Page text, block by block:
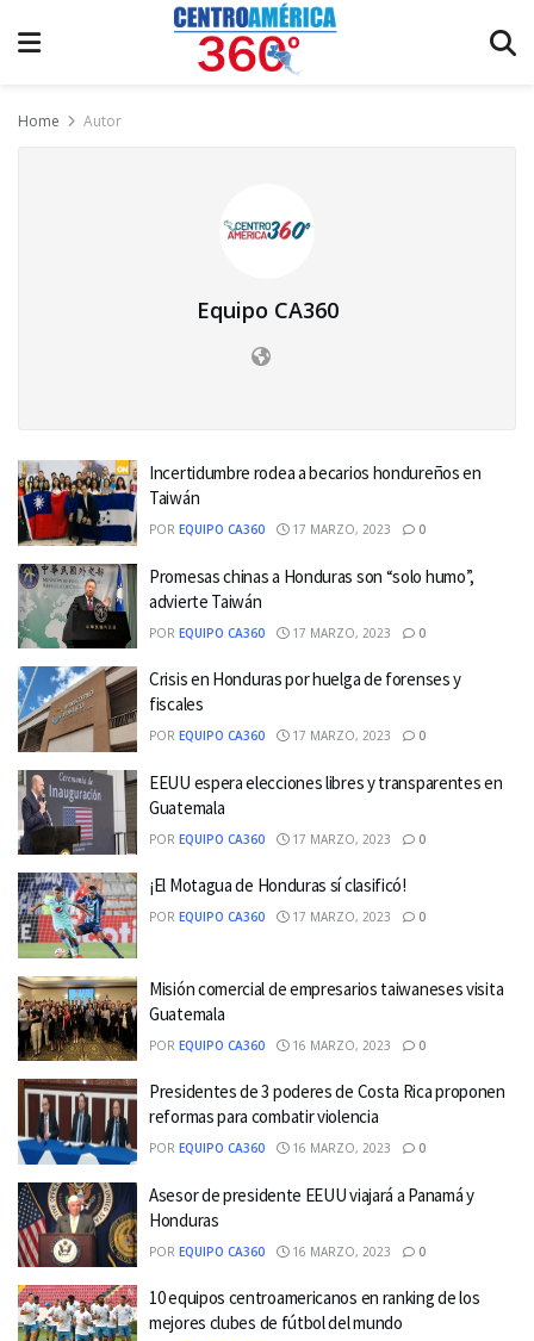
Home Autor
Equipo CA360
Incertidumbre rodea a becarios hondureños en
Taiwán
POR EQUIPO CA360 17 MARZO, 2023 0
Promesas chinas a Honduras son “solo humo”,
advierte Taiwán
POR EQUIPO CA360 17 MARZO, 2023 0
Crisis en Honduras por huelga de forenses y
fiscales
POR EQUIPO CA360 17 MARZO, 2023 0
EEUU espera elecciones libres y transparentes en
Guatemala
POR EQUIPO CA360 17 MARZO, 2023 0
¡El Motagua de Honduras sí clasificó!
POR EQUIPO CA360 17 MARZO, 2023 0
Misión comercial de empresarios taiwaneses visita
Guatemala
POR EQUIPO CA360 16 MARZO, 2023 0
Presidentes de 3 poderes de Costa Rica proponen
reformas para combatir violencia
POR EQUIPO CA360 16 MARZO, 2023 0
Asesor de presidente EEUU viajará a Panamá y
Honduras
POR EQUIPO CA360 16 MARZO, 2023 0
10 equipos centroamericanos en ranking de los
mejores clubes de fútbol del mundo